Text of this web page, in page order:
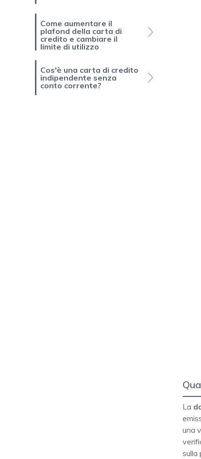
Come aumentare il
plafond della carta di
credito e cambiare il
limite di utilizzo
Cos'è una carta di credito
indipendente senza
conto corrente?
La
una
sulla